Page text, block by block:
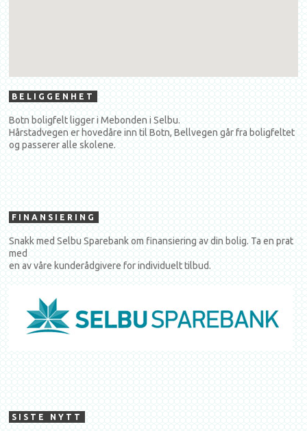
BELIGGENHET
Botn boligfelt ligger i Mebonden i Selbu.
Hårstadvegen er hovedåre inn til Botn, Bellvegen går fra boligfeltet
og passerer alle skolene.
FINANSIERING
Snakk med Selbu Sparebank om finansiering av din bolig. Ta en prat
med
en av våre kunderådgivere for individuelt tilbud.
SISTE NYTT